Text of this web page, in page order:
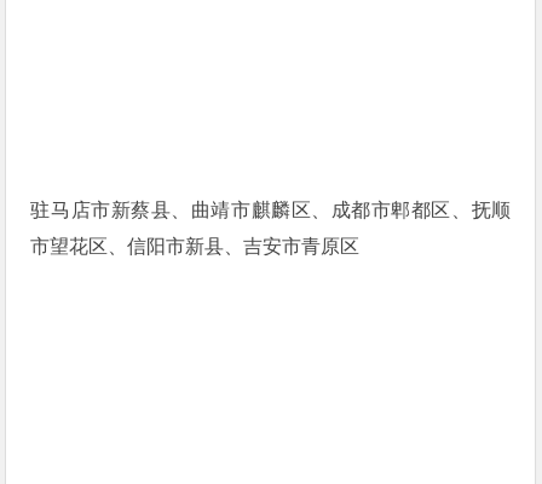
驻马店市新蔡县、曲靖市麒麟区、成都市郫都区、抚顺
市望花区、信阳市新县、吉安市青原区